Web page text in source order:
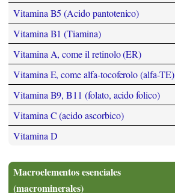
Vitamina B5 (Acido pantotenico)
Vitamina B1 (Tiamina)
Vitamina A, come il retinolo (ER)
Vitamina E, come alfa-tocoferolo (alfa-TE)
Vitamina B9, B11 (folato, acido folico)
Vitamina C (acido ascorbico)
Vitamina D
Macroelementos esenciales
(macrominerales)